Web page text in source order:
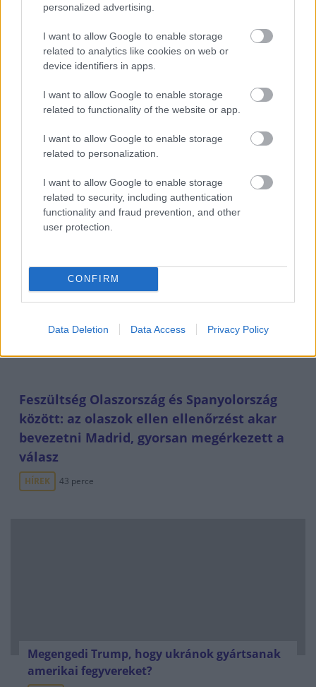
personalized advertising.
I want to allow Google to enable storage
related to analytics like cookies on web or
device identifiers in apps.
I want to allow Google to enable storage
related to functionality of the website or app.
I want to allow Google to enable storage
related to personalization.
I want to allow Google to enable storage
related to security, including authentication
functionality and fraud prevention, and other
user protection.
CONFIRM
Data Deletion Data Access Privacy Policy
Ceuta: kísérő nélküli gyerekek százai
várják bejutást, egy ember meghalt,
miközben siklóernyővel próbált átjutni
HÍREK egy perce
Ezer hajóból állhat a híres orosz árnyékflotta
Feszültség Olaszország és Spanyolország
között: az olaszok ellen ellenőrzést akar
bevezetni Madrid, gyorsan megérkezett a
válasz
HÍREK 43 perce
Megengedi Trump, hogy ukránok gyártsanak
amerikai fegyvereket?